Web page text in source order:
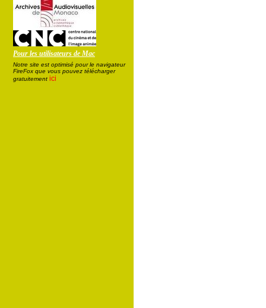
Pour les utilisateurs de Mac
Notre site est optimisé pour le navigateur
FireFox que vous pouvez télécharger
gratuitement ici